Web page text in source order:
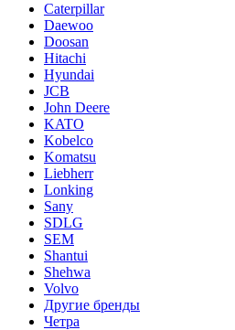
Caterpillar
Daewoo
Doosan
Hitachi
Hyundai
JCB
John Deere
KATO
Kobelco
Komatsu
Liebherr
Lonking
Sany
SDLG
SEM
Shantui
Shehwa
Volvo
Другие бренды
Четра